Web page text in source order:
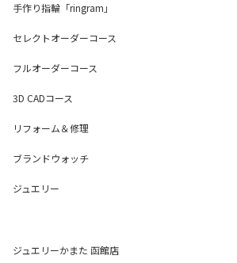
手作り指輪「ringram」
セレクトオーダーコース
フルオーダーコース
3D CADコース
リフォーム＆修理
ブランドウォッチ
ジュエリー
ジュエリーかまた 函館店